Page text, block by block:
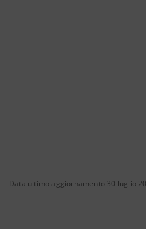
Data ultimo aggiornamento 30 luglio